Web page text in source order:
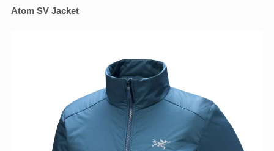
Atom SV Jacket